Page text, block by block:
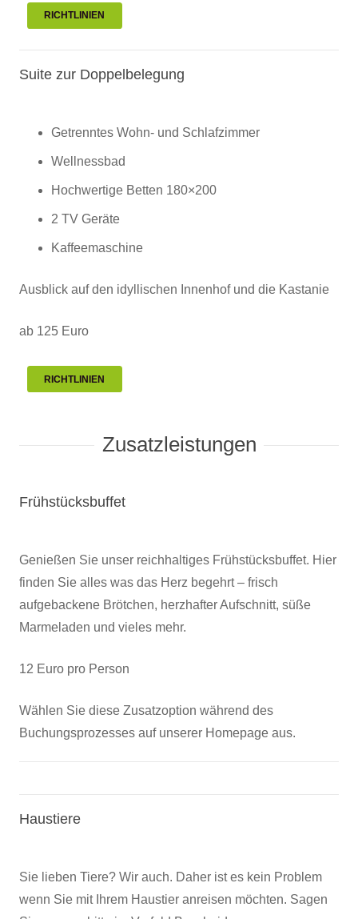
RICHTLINIEN
Suite zur Doppelbelegung
Getrenntes Wohn- und Schlafzimmer
Wellnessbad
Hochwertige Betten 180×200
2 TV Geräte
Kaffeemaschine
Ausblick auf den idyllischen Innenhof und die Kastanie
ab 125 Euro
RICHTLINIEN
Zusatzleistungen
Frühstücksbuffet
Genießen Sie unser reichhaltiges Frühstücksbuffet. Hier
finden Sie alles was das Herz begehrt – frisch
aufgebackene Brötchen, herzhafter Aufschnitt, süße
Marmeladen und vieles mehr.
12 Euro pro Person
Wählen Sie diese Zusatzoption während des
Buchungsprozesses auf unserer Homepage aus.
Haustiere
Sie lieben Tiere? Wir auch. Daher ist es kein Problem
wenn Sie mit Ihrem Haustier anreisen möchten. Sagen